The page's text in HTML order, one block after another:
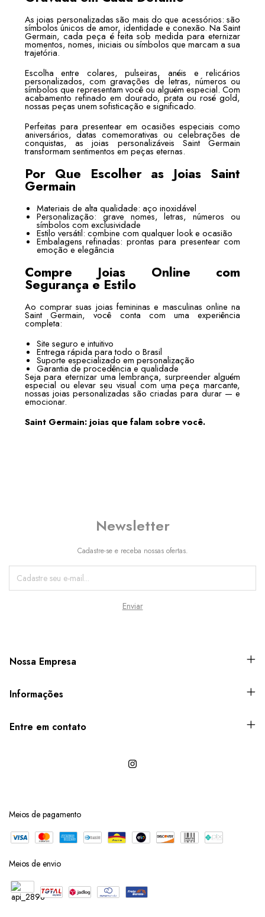
As joias personalizadas são mais do que acessórios: são
símbolos únicos de amor, identidade e conexão. Na Saint
Germain, cada peça é feita sob medida para eternizar
momentos, nomes, iniciais ou símbolos que marcam a sua
trajetória.
Escolha entre colares, pulseiras, anéis e relicários
personalizados, com gravações de letras, números ou
símbolos que representam você ou alguém especial. Com
acabamento refinado em dourado, prata ou rosé gold,
nossas peças unem sofisticação e significado.
Perfeitas para presentear em ocasiões especiais como
aniversários, datas comemorativas ou celebrações de
conquistas, as joias personalizáveis Saint Germain
transformam sentimentos em peças eternas.
Por Que Escolher as Joias Saint
Germain
Materiais de alta qualidade: aço inoxidável
Personalização: grave nomes, letras, números ou
símbolos com exclusividade
Estilo versátil: combine com qualquer look e ocasião
Embalagens refinadas: prontas para presentear com
emoção e elegância
Compre Joias Online com
Segurança e Estilo
Ao comprar suas joias femininas e masculinas online na
Saint Germain, você conta com uma experiência
completa:
Site seguro e intuitivo
Entrega rápida para todo o Brasil
Suporte especializado em personalização
Garantia de procedência e qualidade
Seja para eternizar uma lembrança, surpreender alguém
especial ou elevar seu visual com uma peça marcante,
nossas joias personalizadas são criadas para durar — e
emocionar.
Saint Germain: joias que falam sobre você.
Newsletter
Cadastre-se e receba nossas ofertas.
Nossa Empresa
Informações
Entre em contato
Meios de pagamento
Meios de envio